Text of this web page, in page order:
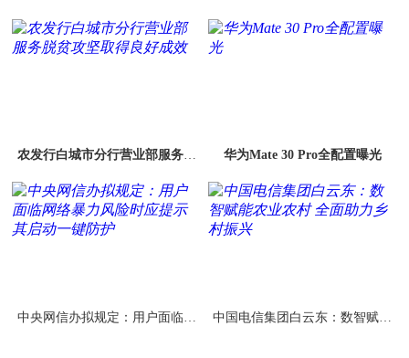
农发行白城市分行营业部服务脱
华为Mate 30 Pro全配置曝光
中央网信办拟规定：用户面临网
中国电信集团白云东：数智赋能